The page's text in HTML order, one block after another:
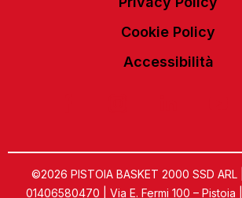
Cookie Policy
Accessibilità
©2026 PISTOIA BASKET 2000 SSD ARL
01406580470 | Via E. Fermi 100 –